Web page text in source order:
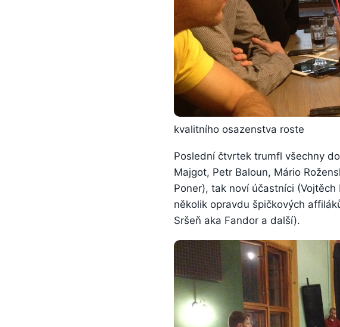
kvalitního osazenstva roste
Poslední čtvrtek trumfl všechny
Majgot, Petr Baloun, Mário
Poner), tak noví účastníci
několik opravdu špičkových
Sršeň aka Fandor a další).